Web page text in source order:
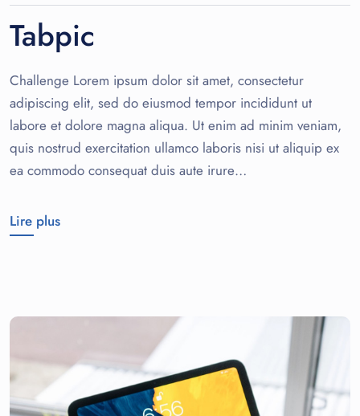
Tabpic
Challenge Lorem ipsum dolor sit amet, consectetur
adipiscing elit, sed do eiusmod tempor incididunt ut
labore et dolore magna aliqua. Ut enim ad minim veniam,
quis nostrud exercitation ullamco laboris nisi ut aliquip ex
ea commodo consequat duis aute irure…
Lire plus